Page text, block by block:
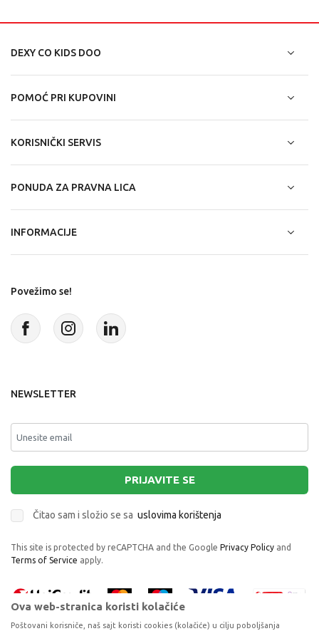
DEXY CO KIDS DOO
POMOĆ PRI KUPOVINI
KORISNIČKI SERVIS
PONUDA ZA PRAVNA LICA
INFORMACIJE
Povežimo se!
NEWSLETTER
PRIJAVITE SE
Čitao sam i složio se sa uslovima korištenja
This site is protected by reCAPTCHA and the Google Privacy Policy and
Terms of Service apply.
Ova web-stranica koristi kolačiće
Poštovani korisniče, naš sajt koristi cookies (kolačiće) u cilju poboljšanja